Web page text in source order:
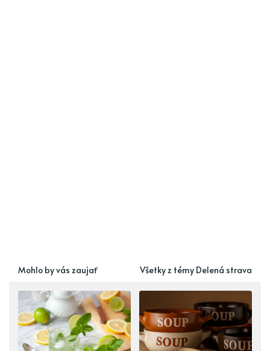
Mohlo by vás zaujať Všetky z témy Delená strava